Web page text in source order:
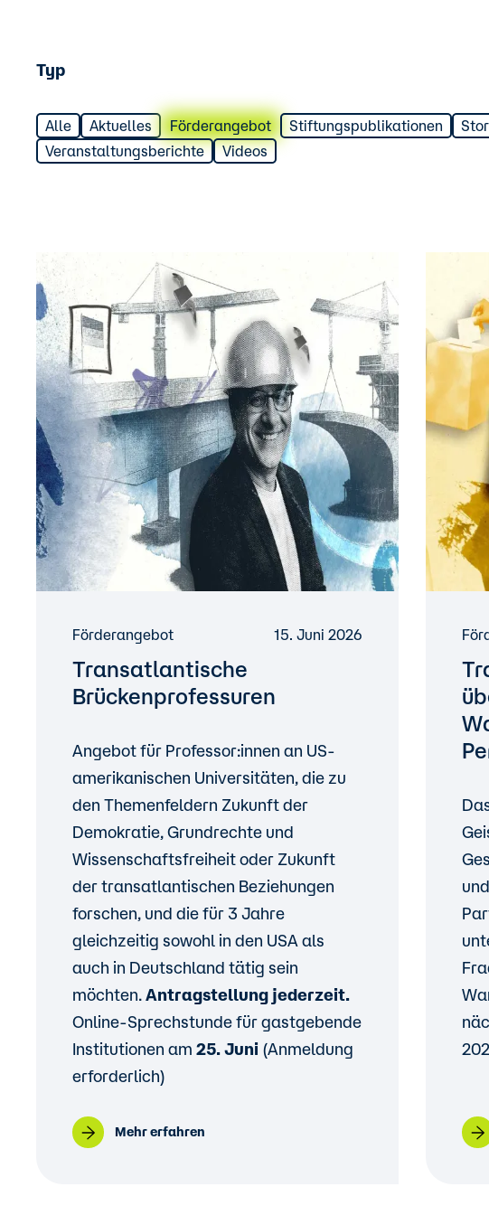
Typ
Alle Aktuelles Förderangebot Stiftungspublikationen
Veranstaltungsberichte
Videos
Förderangebot 15. Juni 2026
Transatlantische
Brückenprofessuren
Angebot für Professor:innen an US-
amerikanischen Universitäten, die zu
den Themenfeldern Zukunft der
Demokratie, Grundrechte und
Wissenschaftsfreiheit oder Zukunft
der transatlantischen Beziehungen
forschen, und die für 3 Jahre
gleichzeitig sowohl in den USA als
auch in Deutschland tätig sein
möchten. Antragstellung jederzeit.
Online-Sprechstunde für gastgebende
Institutionen am 25. Juni (Anmeldung
erforderlich)
Mehr erfahren